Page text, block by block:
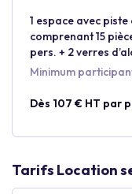
1 espace avec
comprenant 15
pers. + 2 verres
Minimum
Dès 107 € HT par
Tarifs Location